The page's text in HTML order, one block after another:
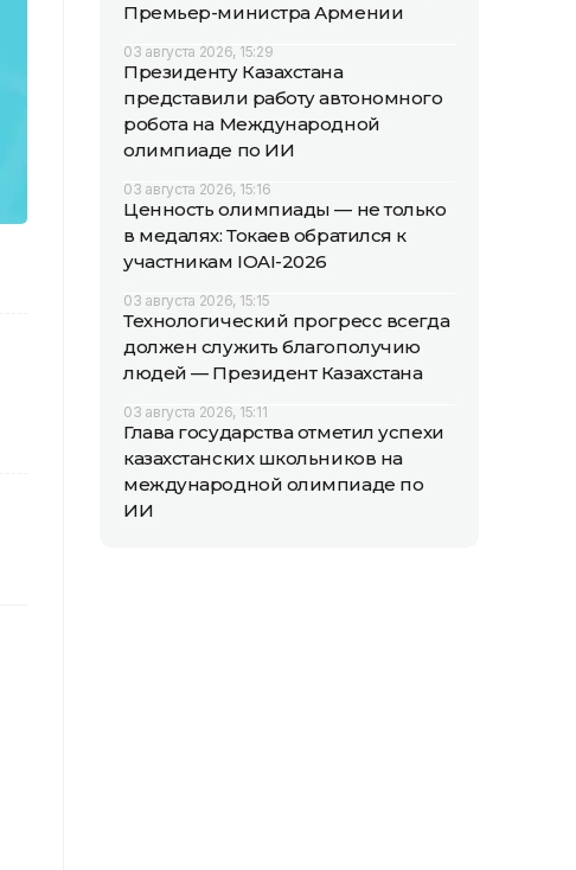
Премьер-министра Армении
03 августа 2026, 15:29
Президенту Казахстана
представили работу автономного
робота на Международной
олимпиаде по ИИ
03 августа 2026, 15:16
Ценность олимпиады — не только
в медалях: Токаев обратился к
участникам IOAI-2026
03 августа 2026, 15:15
Технологический прогресс всегда
должен служить благополучию
людей — Президент Казахстана
03 августа 2026, 15:11
Глава государства отметил успехи
казахстанских школьников на
международной олимпиаде по
ИИ